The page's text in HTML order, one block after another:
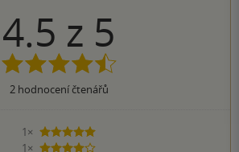
4.5 z 5
2hodnocení čtenářů
1×
5 hvězdiček
1×